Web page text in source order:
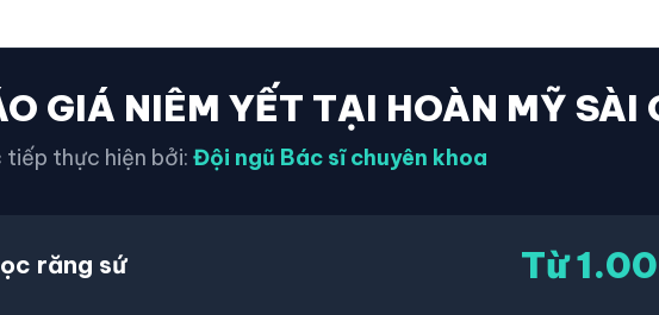
GIÁ NIÊM YẾT TẠI HOÀN MỸ SÀI
tiếp thực hiện bởi: Đội ngũ Bác sĩ chuyên khoa
răng sứ Từ